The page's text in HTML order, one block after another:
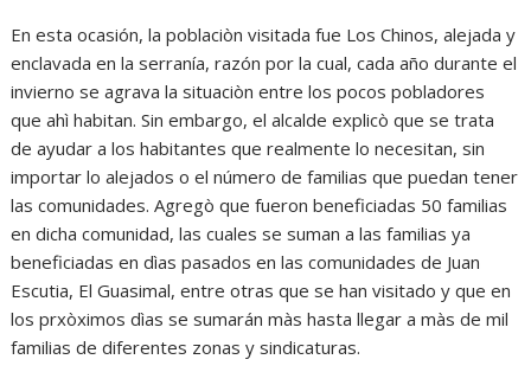
En esta ocasión, la poblaciòn visitada fue Los Chinos, alejada y
enclavada en la serranía, razón por la cual, cada año durante el
invierno se agrava la situaciòn entre los pocos pobladores
que ahì habitan. Sin embargo, el alcalde explicò que se trata
de ayudar a los habitantes que realmente lo necesitan, sin
importar lo alejados o el número de familias que puedan tener
las comunidades. Agregò que fueron beneficiadas 50 familias
en dicha comunidad, las cuales se suman a las familias ya
beneficiadas en dìas pasados en las comunidades de Juan
Escutia, El Guasimal, entre otras que se han visitado y que en
los prxòximos dìas se sumarán màs hasta llegar a màs de mil
familias de diferentes zonas y sindicaturas.